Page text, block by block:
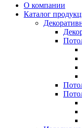
О компании
Каталог